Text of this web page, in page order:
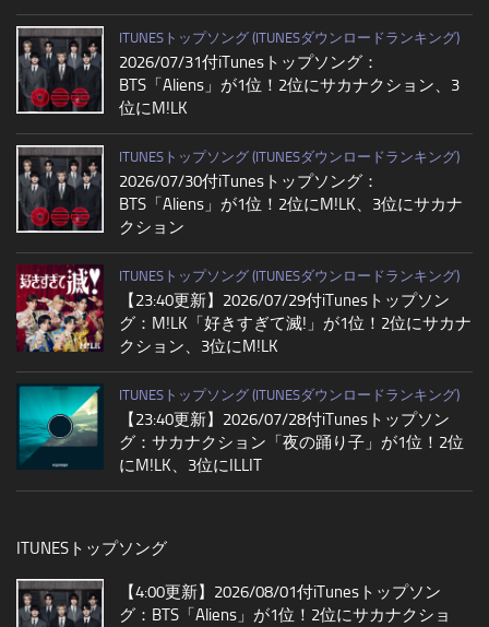
ITUNESトップソング (ITUNESダウンロードランキング)
2026/07/31付iTunesトップソング：
BTS「Aliens」が1位！2位にサカナクション、3
位にM!LK
ITUNESトップソング (ITUNESダウンロードランキング)
2026/07/30付iTunesトップソング：
BTS「Aliens」が1位！2位にM!LK、3位にサカナ
クション
ITUNESトップソング (ITUNESダウンロードランキング)
【23:40更新】2026/07/29付iTunesトップソン
グ：M!LK「好きすぎて滅!」が1位！2位にサカナ
クション、3位にM!LK
ITUNESトップソング (ITUNESダウンロードランキング)
【23:40更新】2026/07/28付iTunesトップソン
グ：サカナクション「夜の踊り子」が1位！2位
にM!LK、3位にILLIT
ITUNESトップソング
【4:00更新】2026/08/01付iTunesトップソン
グ：BTS「Aliens」が1位！2位にサカナクショ